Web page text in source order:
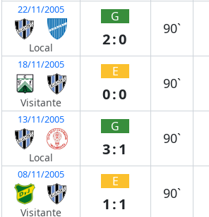
22/11/2005
Local
G
2:0
90`
18/11/2005
Visitante
E
0:0
90`
13/11/2005
Local
G
3:1
90`
08/11/2005
Visitante
E
1:1
90`